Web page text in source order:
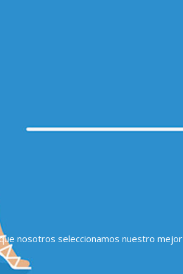
nosotros seleccionamos nuestro mejor